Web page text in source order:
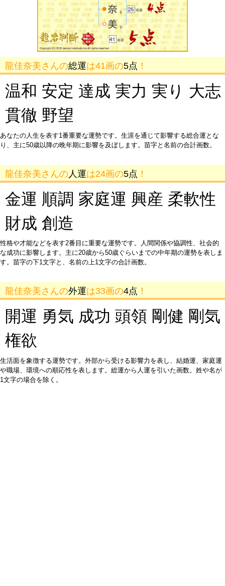
龍佳奈美さんの総運は41画の5点 ！
温和 安定 達成 実力 実り 大志
貫徹 野望
あなたの人生を表す1番重要な運勢です。生涯を通じて影響する総合運とな
り、主に50歳以降の晩年期に影響を及ぼします。苗字と名前の合計画数。
龍佳奈美さんの 人運は24画の5点 ！
金運 順調 家庭運 興産 柔軟性
財成 創造
性格や才能などを表す2番目に重要な運勢です。人間関係や協調性、社会的
な成功に影響します。主に20歳から50歳ぐらいまでの中年期の運勢を表しま
す。苗字の下1文字と、名前の上1文字の合計画数。
龍佳奈美さんの外運は33画の4点 ！
開運 勇気 成功 頭領 剛健 剛気
権欲
生活面を象徴する運勢です。外部から受ける影響力を表し、結婚運、家庭運
や職場、環境への順応性を表します。総運から人運を引いた画数。姓や名が
1文字の場合を除く。